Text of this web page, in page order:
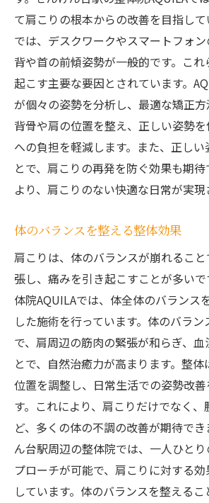
て肩こりの根本からの改善を目指し
では、デスクワークやスマートフォ
背や首の前傾姿勢が一般的です。こ
起こす主要な要因とされています。
が個々の姿勢を分析し、最適な矯正方
背骨や肩の位置を整え、正しい姿勢
への負担を軽減します。また、正し
とで、肩こりの再発を防ぐ効果も期
より、肩こりのない快適な日常が実現
体のバランスを整える整体効果
肩こりは、体のバランスが崩れるこ
張し、痛みを引き起こすことが多い
体院AQUILAでは、体全体のバランス
した施術を行っています。体のバラン
で、肩周辺の筋肉の緊張が和らぎ、
とで、自然治癒力が高まります。整
位置を調整し、日常生活での姿勢改
す。これにより、肩こりだけでなく
ど、多くの体の不調の改善が期待で
ん台駅周辺の整体院では、一人ひと
プローチが可能で、肩こりに対する
しています。体のバランスを整える